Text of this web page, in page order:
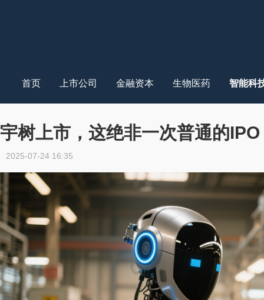
首页 上市公司 金融资本 生物医药 智能科
宇树上市，这绝非一次普通的IPO
2025-07-24 16:35